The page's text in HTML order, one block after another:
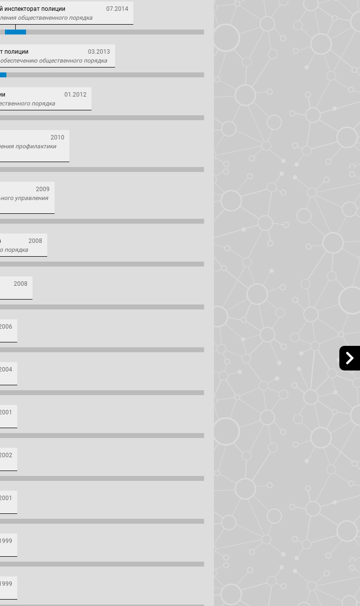
инспекторат полиции
07.2014
обществененного порядка
полиции
03.2013
общественного порядка
01.2012
порядка
2010
профилактики
2009
управления
2008
порядка
2008